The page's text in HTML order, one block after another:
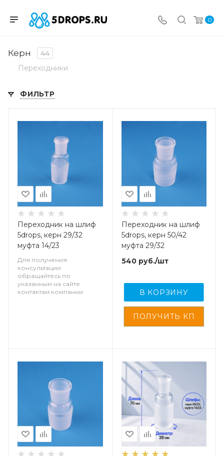
0
Керн 44
Переходники
ФИЛЬТР
Переходник на шлиф
5drops, керн 29/32
муфта 14/23
Для получения
консультации
обращайтесь по
указанным на сайте
контактам компании
Переходник на шлиф
5drops, керн 50/42
муфта 29/32
540руб./шт
В КОРЗИНУ